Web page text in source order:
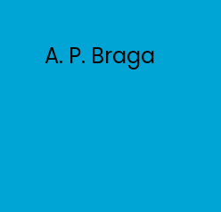
A. P. Braga